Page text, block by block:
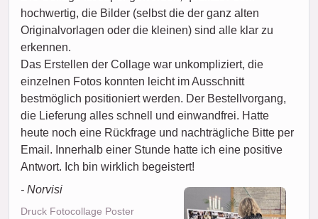
hochwertig, die Bilder (selbst die der ganz alten
Originalvorlagen oder die kleinen) sind alle klar zu
erkennen.
Das Erstellen der Collage war unkompliziert, die
einzelnen Fotos konnten leicht im Ausschnitt
bestmöglich positioniert werden. Der Bestellvorgang,
die Lieferung alles schnell und einwandfrei. Hatte
heute noch eine Rückfrage und nachträgliche Bitte per
Email. Innerhalb einer Stunde hatte ich eine positive
Antwort. Ich bin wirklich begeistert!
- Norvisi
Druck Fotocollage Poster